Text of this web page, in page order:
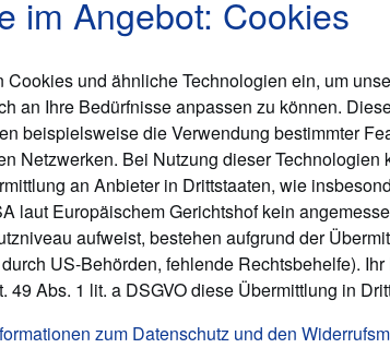
Security Policy
© 2026 HOFER KG
im Angebot: Cookies
Cookies und ähnliche Technologien ein, um
an Ihre Bedürfnisse anpassen zu können.
beispielsweise die Verwendung bestimmter
Netzwerken. Bei Nutzung dieser Technologien
an Anbieter in Drittstaaten, wie
laut Europäischem Gerichtshof kein
aufweist, bestehen aufgrund der
US-Behörden, fehlende Rechtsbehelfe).
49 Abs. 1 lit. a DSGVO diese Übermittlung in
zum Datenschutz und den